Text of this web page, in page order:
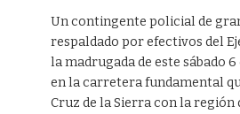
Un contingente policial de
respaldado por efectivos del
la madrugada de este sábado
en la carretera fundamental
Cruz de la Sierra con la región